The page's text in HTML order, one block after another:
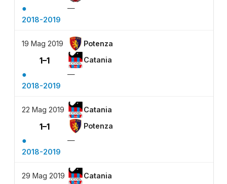
●
—
2018-2019
19 Mag 2019 Potenza
1–1 Catania
●
—
2018-2019
22 Mag 2019 Catania
1–1 Potenza
●
—
2018-2019
29 Mag 2019 Catania